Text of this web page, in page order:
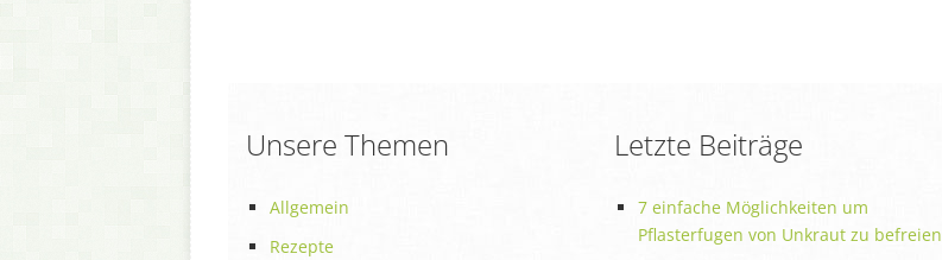
Unsere Themen
Allgemein
Rezepte
Letzte Beiträge
7 einfache Möglichkeiten um
Pflasterfugen von Unkraut zu befreien